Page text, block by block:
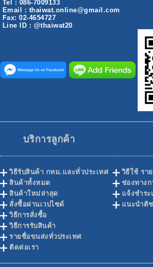
Tel : 086-7009133
Email : thaiwat.online@gmail.com
Fax: 02-4654727
Line ID : @thaiwat20
บริการลูกค้า
วิธีรับสินค้า กทม.และทั่วประเทศ
สินค้าทั้งหมด
สินค้าใหม่ล่าสุด
สั่งซื้อผ่านเวปไซด์
วิธีการสั่งซื้อ
วิธีการรับสินค้า
รายชื่อขนส่งทั่วประเทศ
ติดต่อเรา
วิธีใช้ รา
ช่องทาง
แจ้งชำระ
แนะนำติ